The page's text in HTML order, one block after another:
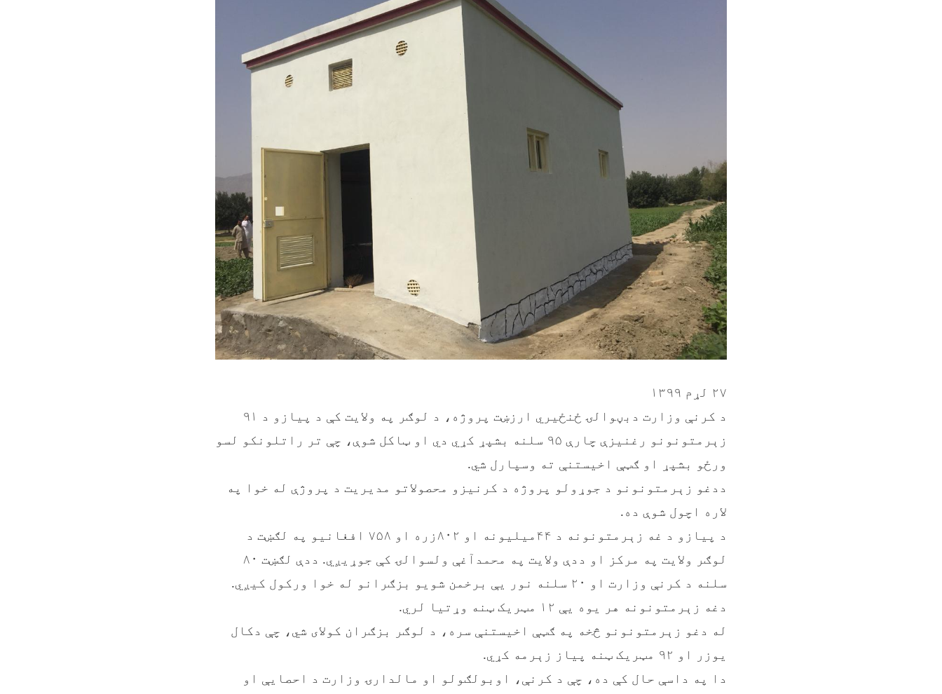
۲۷ لړم ۱۳۹۹
د کرنې وزارت دبڼوالۍ ځنځیري ارزښت پروژه، د لوګر په ولایت کې د پیازو د ۹۱
زېرمتونونو رغنیزې چارې ۹۵ سلنه بشپړ کړي دي او ټاکل شوې، چې تر راتلونکو لسو
ورځو بشپړ او ګټې اخیستنې ته وسپارل شي.
ددغو زېرمتونونو د جوړولو پروژه د کرنیزو محصولاتو مدیریت د پروژې له خوا په
لاره اچول شوې ده.
د پیازو د غه زېرمتونونه د ۴۴میلیونه او ۸۰۲زره او ۷۵۸ افغانیو په لګښت د
لوګر ولایت په مرکز او ددې ولایت په محمدآغې ولسوالۍ کې جوړیږي. ددې لګښت ۸۰
سلنه د کرنې وزارت او ۲۰ سلنه نور یې برخمن شویو بزګرانو له خوا ورکول کیږي.
دغه زېرمتونونه هر یوه یې ۱۲ مټریک ټنه وړتیا لري.
له دغو زېرمتونونو څخه په ګټې اخیستنې سره، د لوګر بزګران کولای شي، چې دکال
یوزر او ۹۲ مټریک ټنه پیاز زېرمه کړي.
دا په داسې حال کې ده، چې د کرنې، اوبولګولو او مالدارۍ وزارت د احصایې او